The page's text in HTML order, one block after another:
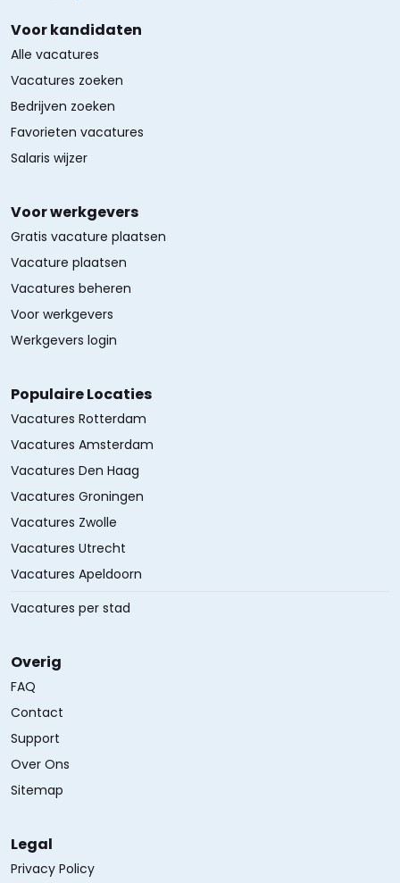
Voor kandidaten
Alle vacatures
Vacatures zoeken
Bedrijven zoeken
Favorieten vacatures
Salaris wijzer
Voor werkgevers
Gratis vacature plaatsen
Vacature plaatsen
Vacatures beheren
Voor werkgevers
Werkgevers login
Populaire Locaties
Vacatures Rotterdam
Vacatures Amsterdam
Vacatures Den Haag
Vacatures Groningen
Vacatures Zwolle
Vacatures Utrecht
Vacatures Apeldoorn
Vacatures per stad
Overig
FAQ
Contact
Support
Over Ons
Sitemap
Legal
Privacy Policy